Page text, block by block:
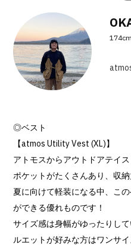
174cm
◎ベスト
【atmos Utility Vest (XL)】
アトモスからアウトドアテイ
ポケットがたくさんあり、収納
夏に向けて軽装になる中、こ
ができる優れものです！
サイズ感は身幅がゆったりし
ルエットが好みな方はワンサ